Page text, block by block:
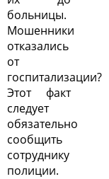
больницы.
Мошенники
отказались
от
госпитализации?
Этот факт
следует
обязательно
сообщить
сотруднику
полиции.